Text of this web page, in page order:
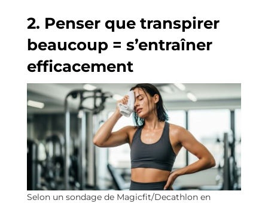
2. Penser que transpirer
beaucoup = s’entraîner
efficacement
Selon un sondage de Magicfit/Decathlon en